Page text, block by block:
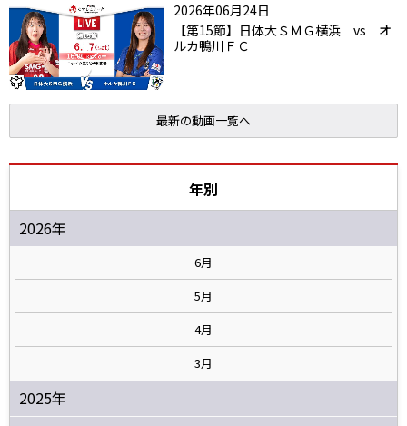
2026年06月24日
【第15節】日体大ＳＭＧ横浜 vs オ
ルカ鴨川ＦＣ
最新の動画一覧へ
年別
2026年
6月
5月
4月
3月
2025年